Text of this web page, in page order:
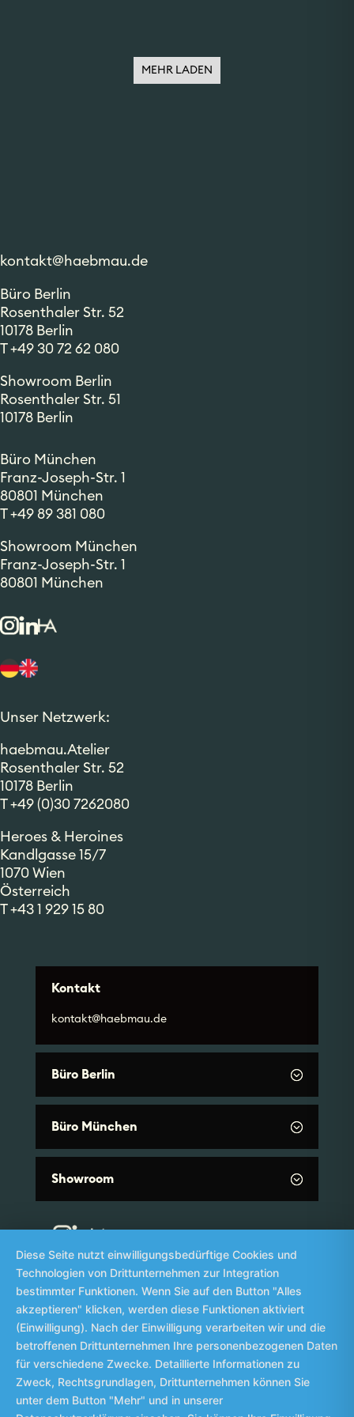
MEHR LADEN
kontakt@haebmau.de
Büro Berlin
Rosenthaler Str. 52
10178 Berlin
T +49 30 72 62 080
Showroom Berlin
Rosenthaler Str. 51
10178 Berlin
Büro München
Franz-Joseph-Str. 1
80801 München
T +49 89 381 080
Showroom München
Franz-Joseph-Str. 1
80801 München
Unser Netzwerk:
haebmau.Atelier
Rosenthaler Str. 52
10178 Berlin
T +49 (0)30 7262080
Heroes & Heroines
Kandlgasse 15/7
1070 Wien
Österreich
T +43 1 929 15 80
Kontakt
kontakt@haebmau.de
Büro Berlin
Büro München
Showroom
Impressum Datenschutz Whistleblowing
©
2026
Diese Seite nutzt einwilligungsbedürftige Cookies und
Technologien von Drittunternehmen zur Integration
bestimmter Funktionen. Wenn Sie auf den Button "Alles
akzeptieren" klicken, werden diese Funktionen aktiviert
(Einwilligung). Nach der Einwilligung verarbeiten wir und die
betroffenen Drittunternehmen Ihre personenbezogenen Daten
für verschiedene Zwecke. Detaillierte Informationen zu
Zweck, Rechtsgrundlagen, Drittunternehmen können Sie
unter dem Button "Mehr" und in unserer